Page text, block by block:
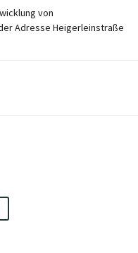
von
Adresse Heigerleinstraße